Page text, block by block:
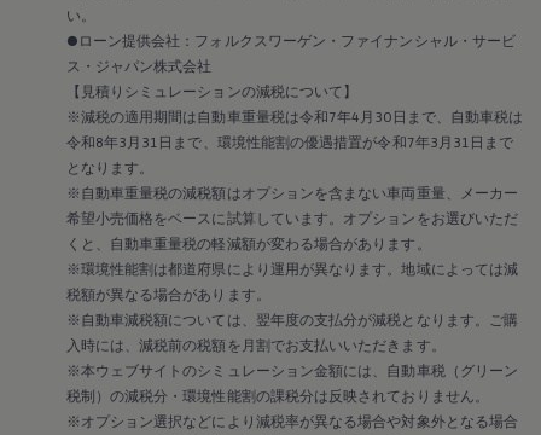
い。
●ローン提供会社：フォルクスワーゲン・ファイナンシャル・サービ
ス・ジャパン株式会社
【見積りシミュレーションの減税について】
※減税の適用期間は自動車重量税は令和7年4月30日まで、自動車税は
令和8年3月31日まで、環境性能割の優遇措置が令和7年3月31日まで
となります。
※自動車重量税の減税額はオプションを含まない車両重量、メーカー
希望小売価格をベースに試算しています。オプションをお選びいただ
くと、自動車重量税の軽減額が変わる場合があります。
※環境性能割は都道府県により運用が異なります。地域によっては減
税額が異なる場合があります。
※自動車減税額については、翌年度の支払分が減税となります。ご購
入時には、減税前の税額を月割でお支払いいただきます。
※本ウェブサイトのシミュレーション金額には、自動車税（グリーン
税制）の減税分・環境性能割の課税分は反映されておりません。
※オプション選択などにより減税率が異なる場合や対象外となる場合